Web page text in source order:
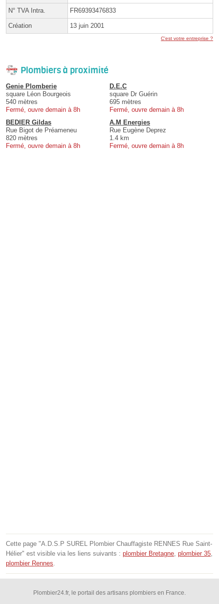
N° TVA Intra. FR69393476833
Création 13 juin 2001
C'est votre entreprise ?
Plombiers à proximité
Genie Plomberie
square Léon Bourgeois
540 mètres
Fermé, ouvre demain à 8h
D.E.C
square Dr Guérin
695 mètres
Fermé, ouvre demain à 8h
BEDIER Gildas
Rue Bigot de Préameneu
820 mètres
Fermé, ouvre demain à 8h
A.M Energies
Rue Eugène Deprez
1.4 km
Fermé, ouvre demain à 8h
Cette page "A.D.S.P SUREL Plombier Chauffagiste RENNES Rue Saint-
Hélier" est visible via les liens suivants : plombier Bretagne, plombier 35,
plombier Rennes.
Plombier24.fr, le portail des artisans plombiers en France.